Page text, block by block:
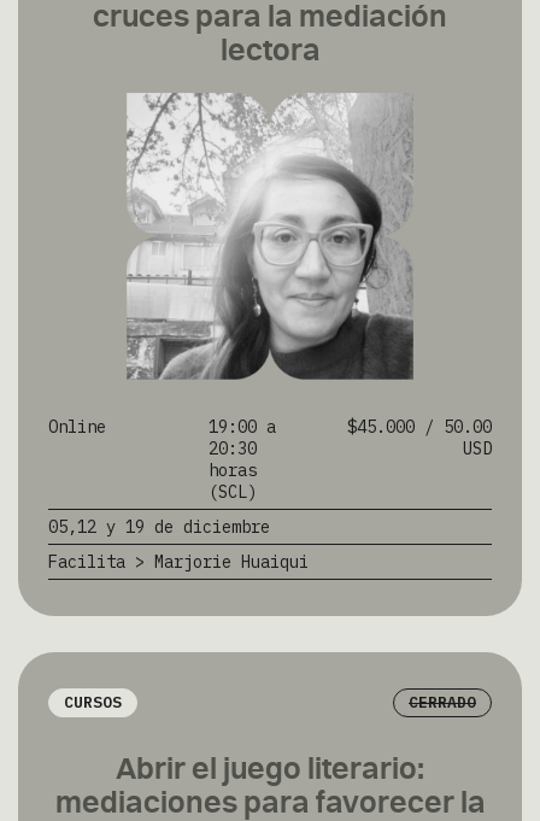
cruces para la mediación
lectora
Online
19:00 a
20:30
horas
(SCL)
$45.000 / 50.00
USD
05,12 y 19 de diciembre
Facilita > Marjorie Huaiqui
CURSOS CERRADO
Abrir el juego literario:
mediaciones para favorecer la